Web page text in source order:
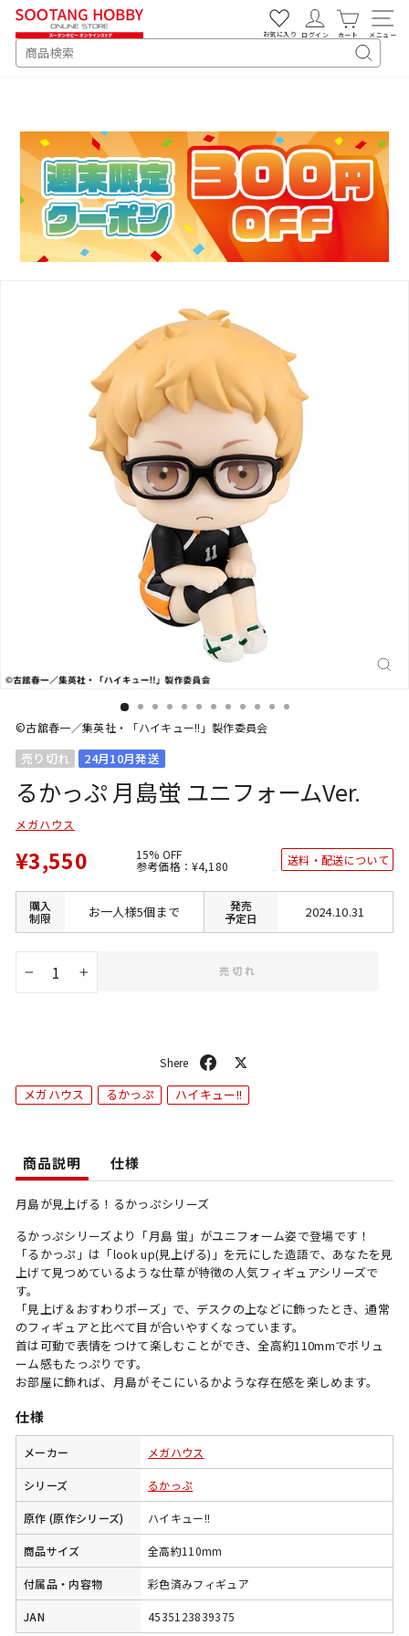
SEARCH
キ
ー
ド
検
索
お気に入り ログイン カート メニュー
©古舘春一／集英社・「ハイキュー!!」製作委員会
売り切れ 24月10月発送
るかっぷ 月島蛍 ユニフォームVer.
メガハウス
¥3,550 15% OFF
参考価格：通
価
¥4,180
格
送料・配送について
購入
制限
お一人様5個まで
発売
予定日
2024.10.31
+
売切れ
シ
ア
メガハウス るかっぷ ハイキュー!!
商品説明 仕様
月島が見上げる！るかっぷシリーズ
るかっぷシリーズより「月島 蛍」がユニフォーム姿で登場です！
「るかっぷ」は「look up(見上げる)」を元にした造語で、あなたを見
上げて見つめているような仕草が特徴の人気フィギュアシリーズで
す。
「見上げ＆おすわりポーズ」で、デスクの上などに飾ったとき、通常
のフィギュアと比べて目が合いやすくなっています。
首は可動で表情をつけて楽しむことができ、全高約110mmでボリュ
ーム感もたっぷりです。
お部屋に飾れば、月島がそこにいるかような存在感を楽しめます。
仕様
メーカー メガハウス
シリーズ るかっぷ
原作 (原作シリーズ) ハイキュー!!
商品サイズ 全高約110mm
付属品・内容物 彩色済みフィギュア
JAN 4535123839375